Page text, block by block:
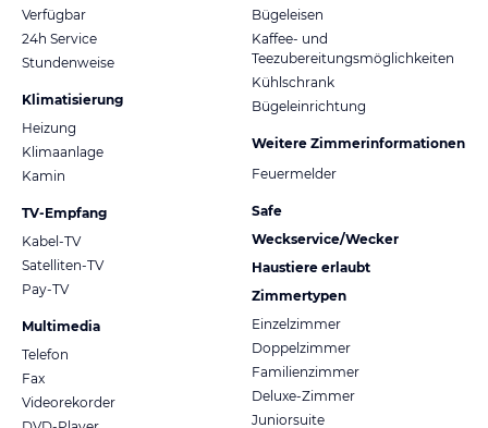
Verfügbar
24h Service
Stundenweise
Klimatisierung
Heizung
Klimaanlage
Kamin
TV-Empfang
Kabel-TV
Satelliten-TV
Pay-TV
Multimedia
Telefon
Fax
Videorekorder
Bügeleisen
Kaffee- und
Teezubereitungsmöglichkeiten
Kühlschrank
Bügeleinrichtung
Weitere Zimmerinformationen
Feuermelder
Safe
Weckservice/Wecker
Haustiere erlaubt
Zimmertypen
Einzelzimmer
Doppelzimmer
Familienzimmer
Deluxe-Zimmer
Juniorsuite